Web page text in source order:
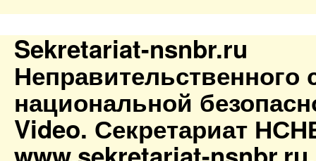
Sekretariat-nsnbr.ru
Неправительственного
национальной
Video. Секретариат